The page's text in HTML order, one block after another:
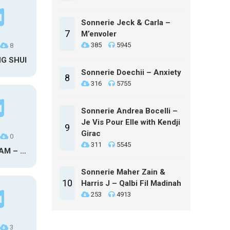
8
SHUI
0
MAXO KREAM – 6 MONTHS CLEAN
3
7
Sonnerie Jeck & Carla –
M’envoler
385 5945
8 Sonnerie Doechii – Anxiety
316 5755
9
Sonnerie Andrea Bocelli –
Je Vis Pour Elle with Kendji
Girac
311 5545
10
Sonnerie Maher Zain &
Harris J – Qalbi Fil Madinah
253 4913